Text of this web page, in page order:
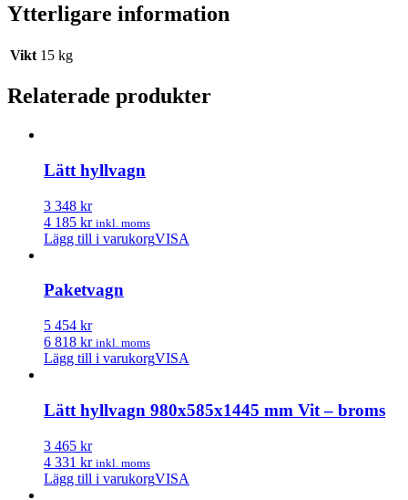
Ytterligare information
Vikt 15 kg
Relaterade produkter
Lätt hyllvagn
3 348 kr
4 185 kr inkl. moms
Lägg till i varukorgVISA
Paketvagn
5 454 kr
6 818 kr inkl. moms
Lägg till i varukorgVISA
Lätt hyllvagn 980x585x1445 mm Vit – broms
3 465 kr
4 331 kr inkl. moms
Lägg till i varukorgVISA